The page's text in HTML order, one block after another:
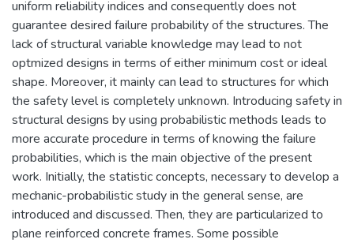
uniform reliability indices and consequently does not
guarantee desired failure probability of the structures. The
lack of structural variable knowledge may lead to not
optmized designs in terms of either minimum cost or ideal
shape. Moreover, it mainly can lead to structures for which
the safety level is completely unknown. Introducing safety in
structural designs by using probabilistic methods leads to
more accurate procedure in terms of knowing the failure
probabilities, which is the main objective of the present
work. Initially, the statistic concepts, necessary to develop a
mechanic-probabilistic study in the general sense, are
introduced and discussed. Then, they are particularized to
plane reinforced concrete frames. Some possible